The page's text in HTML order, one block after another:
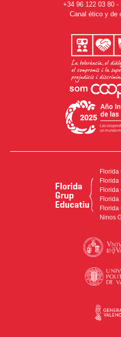
+34 96 122 03 80 -
Canal ético y de
Florida
Florida
Florida
Florida
Florida
Ninos